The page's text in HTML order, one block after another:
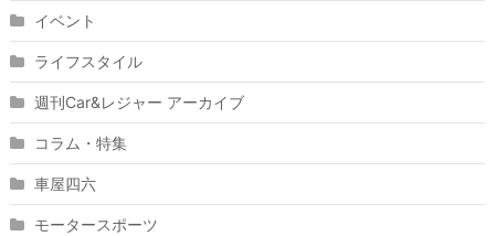
イベント
ライフスタイル
週刊Car&レジャー アーカイブ
コラム・特集
車屋四六
モータースポーツ